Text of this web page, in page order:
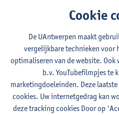
Contact
Stadscampus
Toon e-mailadres
Cookie
De UAntwerpen maakt
vergelijkbare technieken voor
optimaliseren van de website. Ook
b.v. YouTubefilmpjes te
marketingdoeleinden. Deze
cookies. Uw internetgedrag kan
deze tracking cookies Door op